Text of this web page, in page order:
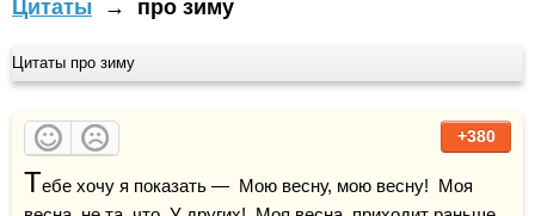
Цитаты → про зиму
Цитаты про зиму
+380
Тебе хочу я показать —  Мою весну, мою весну!  Моя